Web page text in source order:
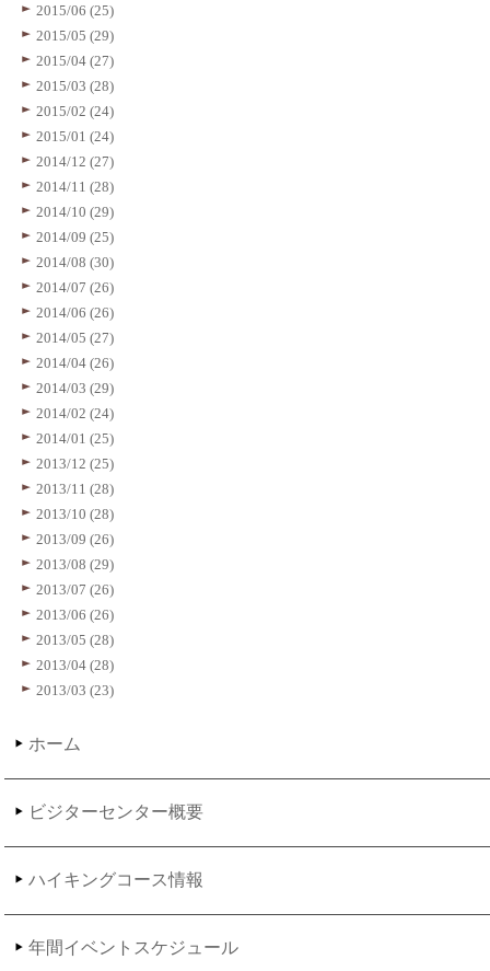
2015/06 (25)
2015/05 (29)
2015/04 (27)
2015/03 (28)
2015/02 (24)
2015/01 (24)
2014/12 (27)
2014/11 (28)
2014/10 (29)
2014/09 (25)
2014/08 (30)
2014/07 (26)
2014/06 (26)
2014/05 (27)
2014/04 (26)
2014/03 (29)
2014/02 (24)
2014/01 (25)
2013/12 (25)
2013/11 (28)
2013/10 (28)
2013/09 (26)
2013/08 (29)
2013/07 (26)
2013/06 (26)
2013/05 (28)
2013/04 (28)
2013/03 (23)
ホーム
ビジターセンター概要
ハイキングコース情報
年間イベントスケジュール